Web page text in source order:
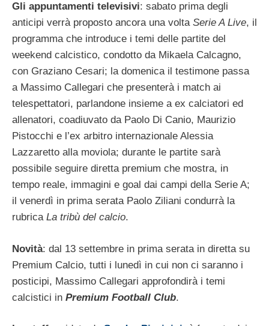
Gli appuntamenti televisivi: sabato prima degli
anticipi verrà proposto ancora una volta Serie A Live, il
programma che introduce i temi delle partite del
weekend calcistico, condotto da Mikaela Calcagno,
con Graziano Cesari; la domenica il testimone passa
a Massimo Callegari che presenterà i match ai
telespettatori, parlandone insieme a ex calciatori ed
allenatori, coadiuvato da Paolo Di Canio, Maurizio
Pistocchi e l’ex arbitro internazionale Alessia
Lazzaretto alla moviola; durante le partite sarà
possibile seguire diretta premium che mostra, in
tempo reale, immagini e goal dai campi della Serie A;
il venerdì in prima serata Paolo Ziliani condurrà la
rubrica La tribù del calcio.
Novità: dal 13 settembre in prima serata in diretta su
Premium Calcio, tutti i lunedì in cui non ci saranno i
posticipi, Massimo Callegari approfondirà i temi
calcistici in Premium Football Club.